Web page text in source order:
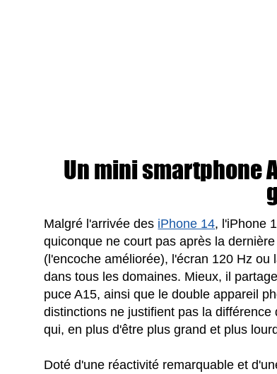
Un mini smartphone
Malgré l'arrivée des iPhone 14, l'iPhone
quiconque ne court pas après la
(l'encoche améliorée), l'écran 120 Hz
dans tous les domaines. Mieux, il
puce A15, ainsi que le double appareil
distinctions ne justifient pas la
qui, en plus d'être plus grand et plus
Doté d'une réactivité remarquable et